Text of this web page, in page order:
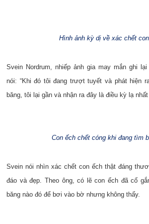
Hình ảnh kỳ dị về xác chết
Svein Nordrum, nhiếp ảnh gia may mắn ghi
nói: “Khi đó tôi đang trượt tuyết và phát hiện
băng, tôi lại gần và nhận ra đây là điều kỳ lạ
Con ếch chết cóng khi đang tìm
Svein nói nhìn xác chết con ếch thật đáng
đáo và đẹp. Theo ông, có lẽ con ếch đã cố
băng nào đó để bơi vào bờ nhưng không thấy.